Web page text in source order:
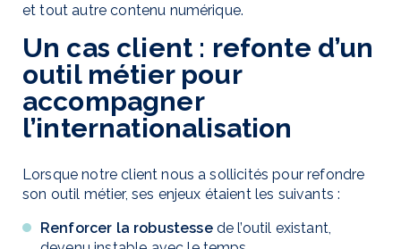
et tout autre contenu numérique.
Un cas client : refonte d’un
outil métier pour
accompagner
l’internationalisation
Lorsque notre client nous a sollicités pour refondre
son outil métier, ses enjeux étaient les suivants :
Renforcer la robustessede l’outil existant,